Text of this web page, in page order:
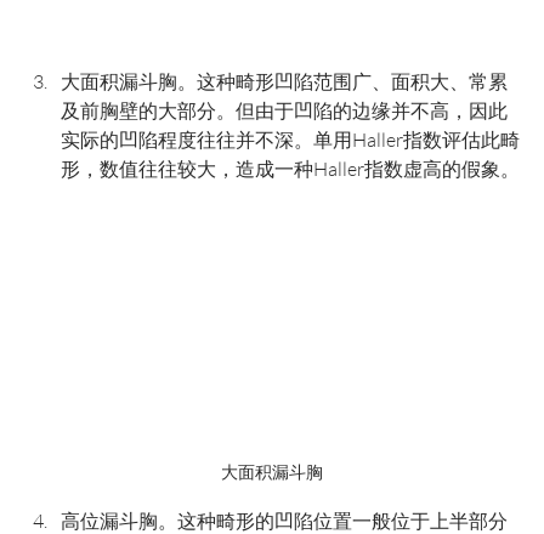
大面积漏斗胸。这种畸形凹陷范围广、面积大、常累
及前胸壁的大部分。但由于凹陷的边缘并不高，因此
实际的凹陷程度往往并不深。单用Haller指数评估此畸
形，数值往往较大，造成一种Haller指数虚高的假象。
大面积漏斗胸
高位漏斗胸。这种畸形的凹陷位置一般位于上半部分